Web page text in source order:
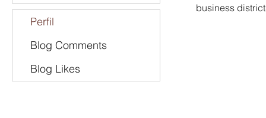
business
Perfil
Blog Comments
Blog Likes